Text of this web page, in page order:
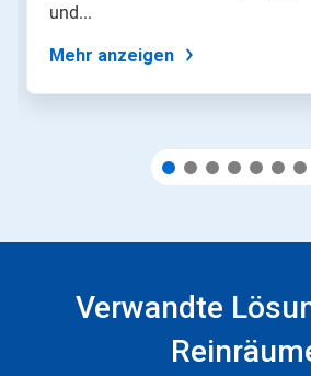
Punkten
einer
und...
Mehr anzeigen
Verwandte